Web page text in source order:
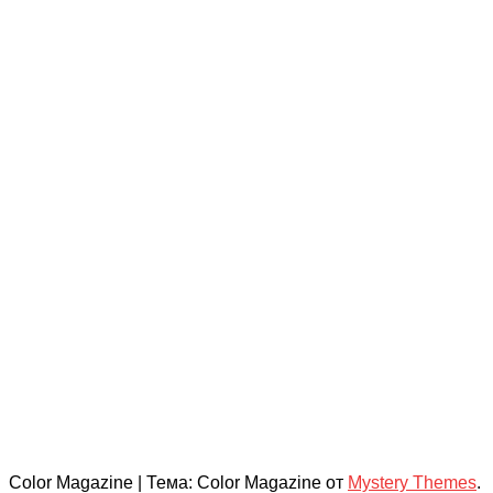
Color Magazine Тема: Color Magazine от Mystery Themes.